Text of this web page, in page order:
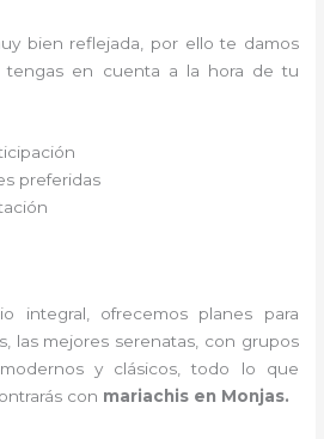
bien reflejada, por ello te damos
tengas en cuenta a la hora de tu
preferidas
integral, ofrecemos planes para
las mejores serenatas, con grupos
y clásicos, todo lo que
con mariachis en Monjas.